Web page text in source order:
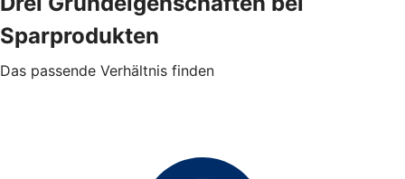
Sparprodukten
Das passende Verhältnis finden